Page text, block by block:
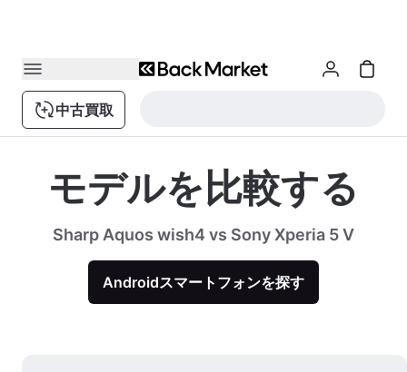
中古買取
モデルを比較する
Sharp Aquos wish4 vs Sony Xperia 5 V
Androidスマートフォンを探す